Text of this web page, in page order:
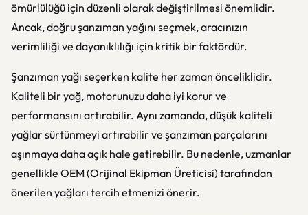
ömürlülüğü için düzenli olarak değiştirilmesi önemlidir.
Ancak, doğru şanzıman yağını seçmek, aracınızın
verimliliği ve dayanıklılığı için kritik bir faktördür.
Şanzıman yağı seçerken kalite her zaman önceliklidir.
Kaliteli bir yağ, motorunuzu daha iyi korur ve
performansını artırabilir. Aynı zamanda, düşük kaliteli
yağlar sürtünmeyi artırabilir ve şanzıman parçalarını
aşınmaya daha açık hale getirebilir. Bu nedenle, uzmanlar
genellikle OEM (Orijinal Ekipman Üreticisi) tarafından
önerilen yağları tercih etmenizi önerir.